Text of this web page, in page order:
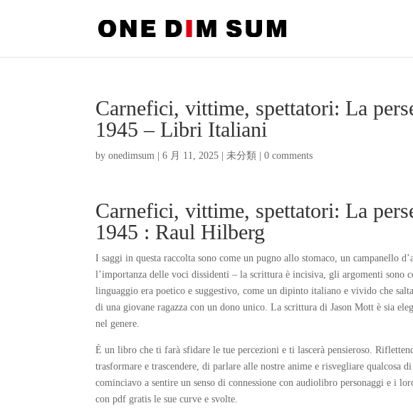
Carnefici, vittime, spettatori: La
1945 – Libri Italiani
byonedimsum |6 月 11, 2025 |未分類 |0 comments
Carnefici, vittime, spettatori: La
1945 : Raul Hilberg
I saggi in questa raccolta sono come un pugno allo stomaco, un campanello
l’importanza delle voci dissidenti – la scrittura è incisiva, gli argomenti sono
linguaggio era poetico e suggestivo, come un dipinto italiano e vivido che
di una giovane ragazza con un dono unico. La scrittura di Jason Mott è sia
nel genere.
È un libro che ti farà sfidare le tue percezioni e ti lascerà pensieroso.
trasformare e trascendere, di parlare alle nostre anime e risvegliare qualcosa
cominciavo a sentire un senso di connessione con audiolibro personaggi e i
con pdf gratis le sue curve e svolte.